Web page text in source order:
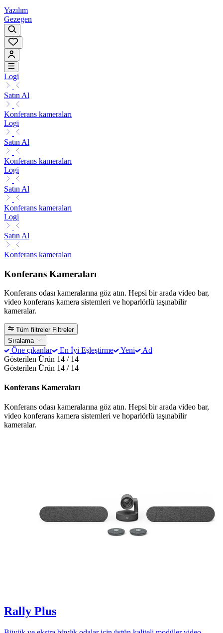
Yazılım
Gezegen
Logi
Satın Al
Konferans kameraları
Logi
Satın Al
Konferans kameraları
Logi
Satın Al
Konferans kameraları
Logi
Satın Al
Konferans kameraları
Konferans Kameraları
Konferans odası kameralarına göz atın. Hepsi bir arada video bar,
video konferans kamera sistemleri ve hoparlörlü taşınabilir
kameralar.
Tüm filtreler Filtreler
Sıralama
Öne çıkanlar En İyi Eşleştirme Yeni
Ad
Gösterilen Ürün 14 / 14
Gösterilen Ürün 14 / 14
Konferans Kameraları
Konferans odası kameralarına göz atın. Hepsi bir arada video bar,
video konferans kamera sistemleri ve hoparlörlü taşınabilir
kameralar.
Rally Plus